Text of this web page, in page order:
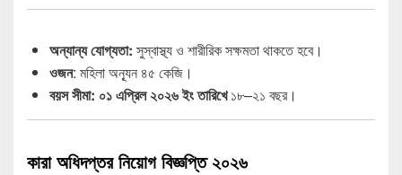
অন্যান্য যোগ্যতা: সুস্বাস্থ্য ও শারীরিক সক্ষমতা থাকতে হবে।
ওজন: মহিলা অন্যূন ৪৫ কেজি।
বয়স সীমা: ০১ এপ্রিল ২০২৬ ইং তারিখে১৮–২১ বছর।
কারা অধিদপ্তর নিয়োগ বিজ্ঞপ্তি ২০২৬